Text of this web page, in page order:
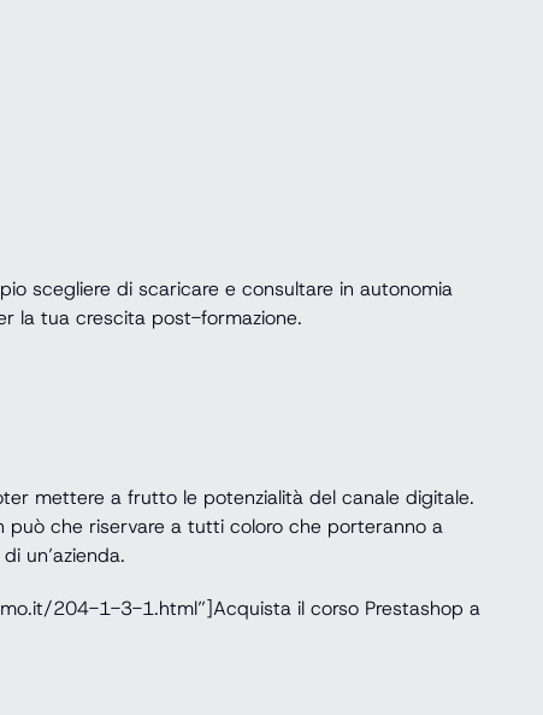
scegliere di scaricare e consultare in autonomia
la tua crescita post-formazione.
mettere a frutto le potenzialità del canale digitale.
può che riservare a tutti coloro che porteranno a
un’azienda.
204-1-3-1.html”]Acquista il corso Prestashop a